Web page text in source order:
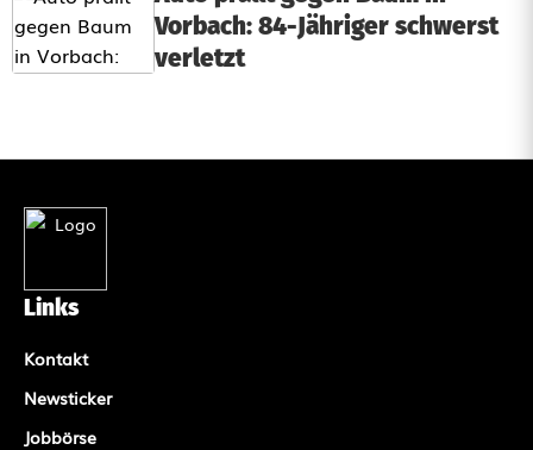
Vorbach: 84-Jähriger schwerst
verletzt
Links
Kontakt
Newsticker
Jobbörse